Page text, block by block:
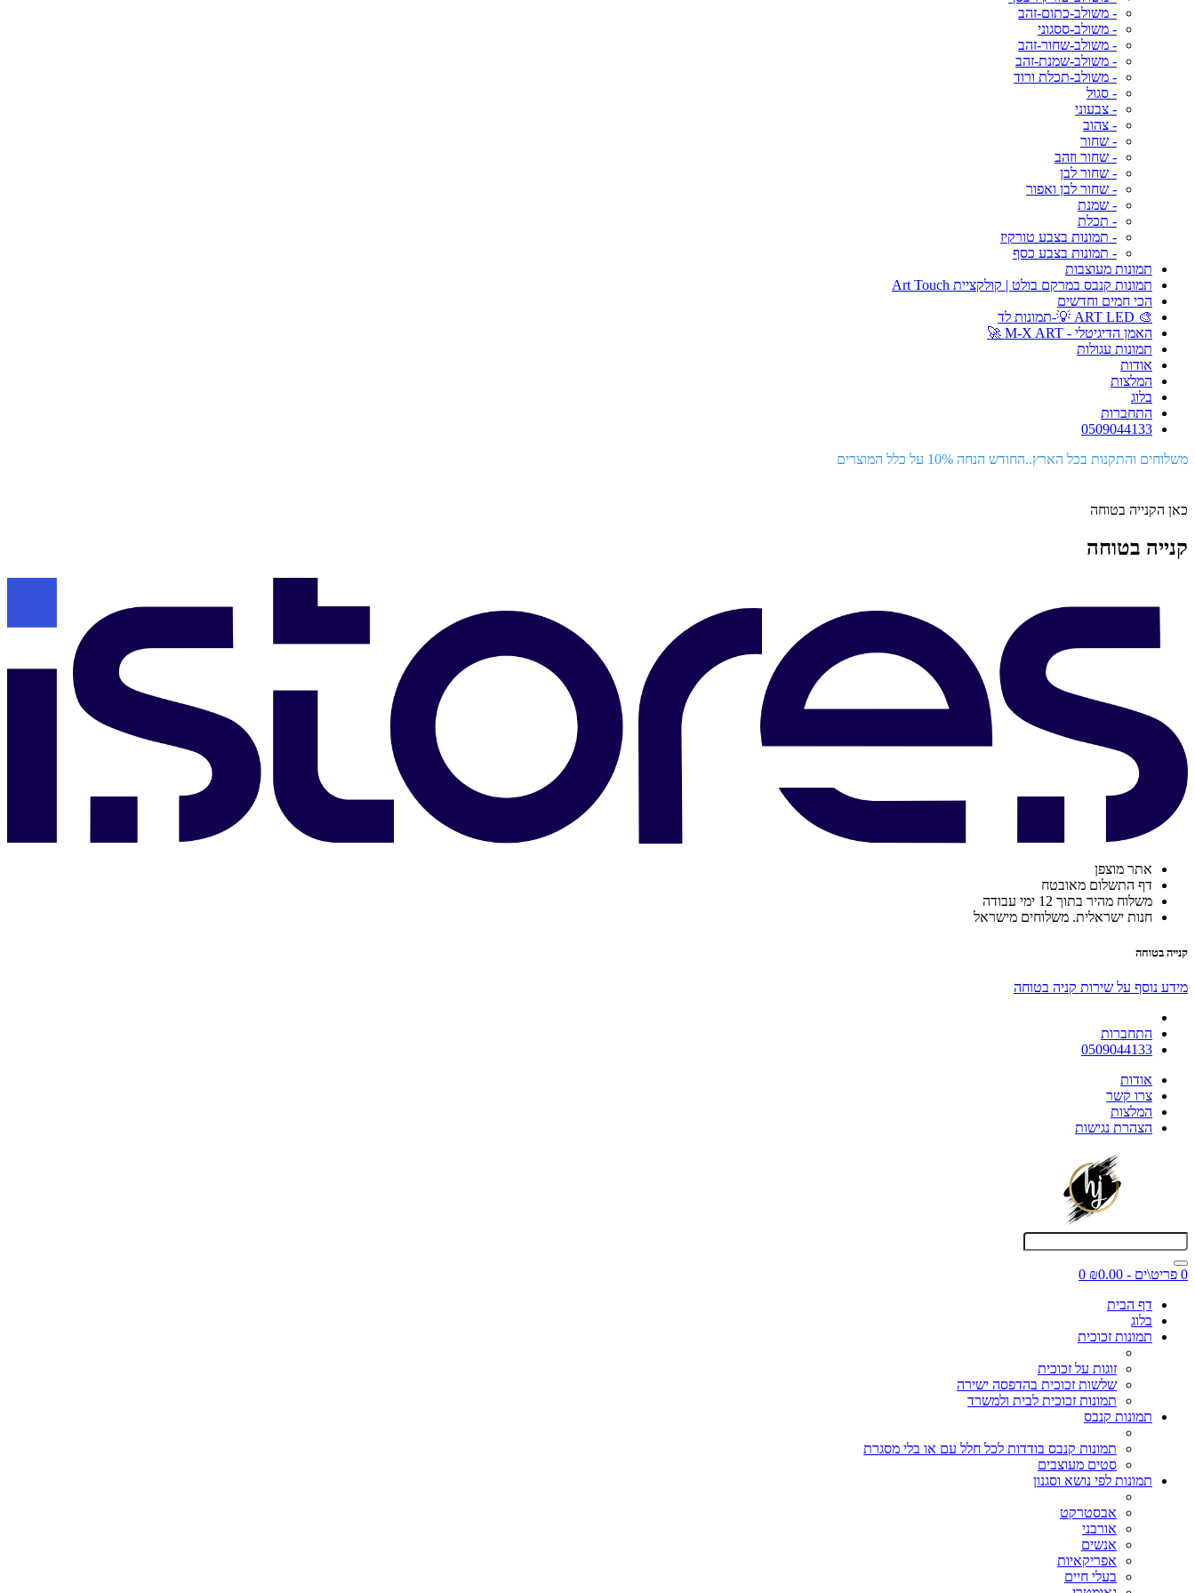
- משולב-כתום-זהב
- משולב-ססגוני
- משולב-שחור-זהב
- משולב-שמנת-זהב
- משולב-תכלת ורוד
- סגול
- צבעוני
- צהוב
- שחור
- שחור וזהב
- שחור לבן
- שחור לבן ואפור
- שמנת
- תכלת
- תמונות בצבע טורקיז
- תמונות בצבע כסף
תמונות מעוצבות
תמונות קנבס במרקם בולט | קולקציית Art Touch
הכי חמים וחדשים
🎨 ART LED 💡-תמונות לד
האמן הדיגיטלי - M-X ART 🚀
תמונות עגולות
אודות
המלצות
בלוג
התחברות
0509044133
משלוחים והתקנות בכל הארץ..החודש הנחה 10% על כלל המוצרים
כאן הקנייה בטוחה
קנייה בטוחה
אתר מוצפן
דף התשלום מאובטח
משלוח מהיר בתוך 12 ימי עבודה
חנות ישראלית. משלוחים מישראל
קנייה בטוחה
מידע נוסף על שירות קניה בטוחה
התחברות
0509044133
אודות
צרו קשר
המלצות
הצהרת נגישות
0 פריט\ים - ₪0.00
0
דף הבית
בלוג
תמונות זכוכית
זוגות על זכוכית
שלשות זכוכית בהדפסה ישירה
תמונות זכוכית לבית ולמשרד
תמונות קנבס
תמונות קנבס בודדות לכל חלל עם או בלי מסגרת
סטים מעוצבים
תמונות לפי נושא וסגנון
אבסטרקט
אורבני
אנשים
אפריקאיות
בעלי חיים